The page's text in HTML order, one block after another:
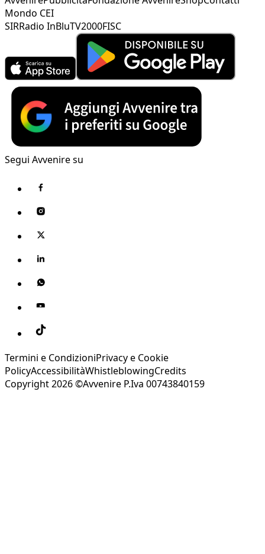
Mondo CEI
SIRRadio InBluTV2000FISC
Segui Avvenire su
Termini e CondizioniPrivacy e Cookie
PolicyAccessibilitàWhistleblowingCredits
Copyright 2026 ©Avvenire P.Iva 00743840159